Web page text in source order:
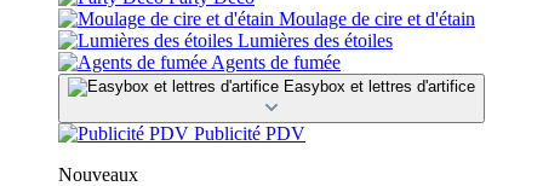
Moulage de cire et d'étain
Lumières des étoiles
Agents de fumée
Easybox et lettres d'artifice
Publicité PDV
Nouveaux